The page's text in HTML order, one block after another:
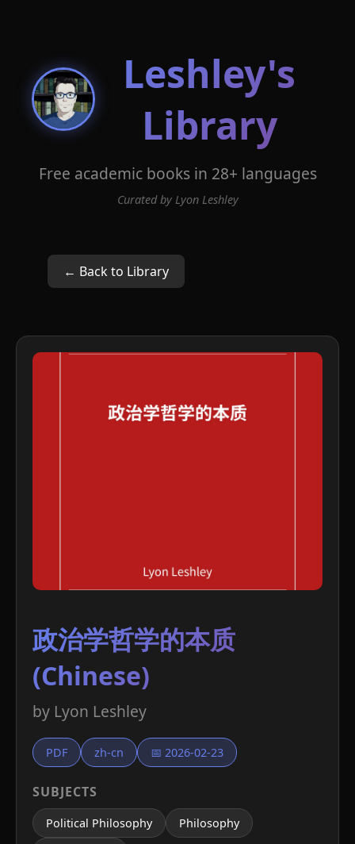
Leshley's
Library
Free academic books in 28+ languages
Curated by Lyon Leshley
← Back to Library
政治学哲学的本质
(Chinese)
by Lyon Leshley
PDF zh-cn 📅 2026-02-23
SUBJECTS
Political Philosophy
Philosophy